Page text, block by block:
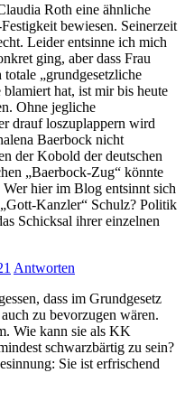
Roth eine ähnliche
bewiesen. Seinerzeit
Leider entsinne ich mich
ging, aber dass Frau
„grundgesetzliche
hat, ist mir bis heute
Ohne jegliche
drauf loszuplappern wird
Baerbock nicht
der Kobold der deutschen
„Baerbock-Zug“ könnte
hier im Blog entsinnt sich
Kanzler“ Schulz? Politik
Schicksal ihrer einzelnen
Antworten
dass im Grundgesetz
zu bevorzugen wären.
Wie kann sie als KK
schwarzbärtig zu sein?
Sie ist erfrischend